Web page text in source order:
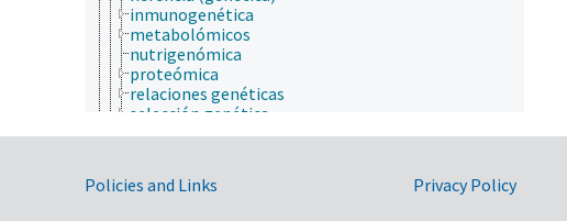
inmunogenética
metabolómicos
nutrigenómica
proteómica
relaciones genéticas
selección genética
transcriptómica
geología
Government Links
Policies and Links
Privacy Policy